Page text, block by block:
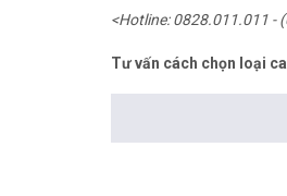
<Hotline: 0828.011.011 -
Tư vấn cách chọn loại